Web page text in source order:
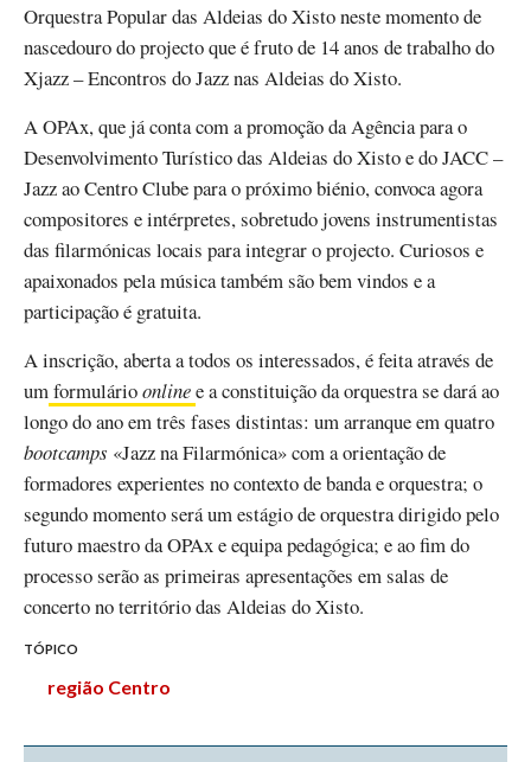
Orquestra Popular das Aldeias do Xisto neste momento de
nascedouro do projecto que é fruto de 14 anos de trabalho do
Xjazz – Encontros do Jazz nas Aldeias do Xisto.
A OPAx, que já conta com a promoção da Agência para o
Desenvolvimento Turístico das Aldeias do Xisto e do JACC –
Jazz ao Centro Clube para o próximo biénio, convoca agora
compositores e intérpretes, sobretudo jovens instrumentistas
das filarmónicas locais para integrar o projecto. Curiosos e
apaixonados pela música também são bem vindos e a
participação é gratuita.
A inscrição, aberta a todos os interessados, é feita através de
umformulárioonlinee a constituição da orquestra se dará ao
longo do ano em três fases distintas: um arranque em quatro
bootcamps «Jazz na Filarmónica» com a orientação de
formadores experientes no contexto de banda e orquestra; o
segundo momento será um estágio de orquestra dirigido pelo
futuro maestro da OPAx e equipa pedagógica; e ao fim do
processo serão as primeiras apresentações em salas de
concerto no território das Aldeias do Xisto.
TÓPICO
região Centro